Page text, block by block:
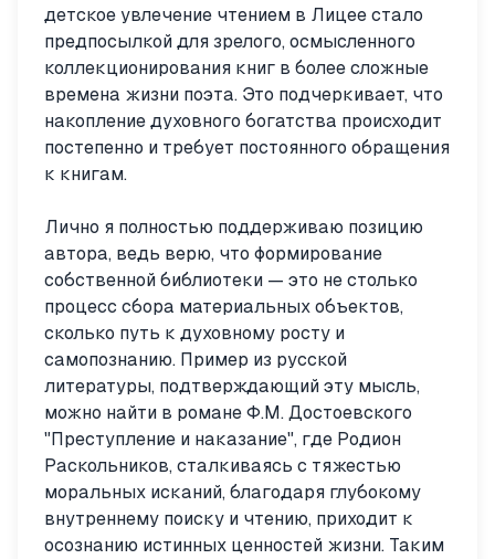
детское увлечение чтением в Лицее стало
предпосылкой для зрелого, осмысленного
коллекционирования книг в более сложные
времена жизни поэта. Это подчеркивает, что
накопление духовного богатства происходит
постепенно и требует постоянного обращения
к книгам.
Лично я полностью поддерживаю позицию
автора, ведь верю, что формирование
собственной библиотеки — это не столько
процесс сбора материальных объектов,
сколько путь к духовному росту и
самопознанию. Пример из русской
литературы, подтверждающий эту мысль,
можно найти в романе Ф.М. Достоевского
"Преступление и наказание", где Родион
Раскольников, сталкиваясь с тяжестью
моральных исканий, благодаря глубокому
внутреннему поиску и чтению, приходит к
осознанию истинных ценностей жизни. Таким